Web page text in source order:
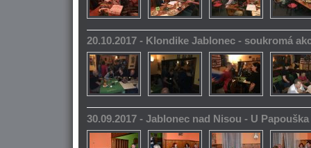
20.10.2017 - Klondike Jablonec - soukromá
30.09.2017 - Jablonec nad Nisou - U